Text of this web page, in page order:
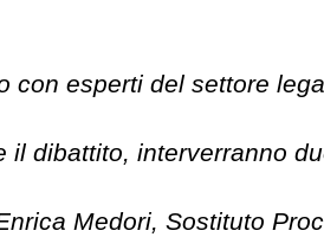
esperti del settore
dibattito, interverranno
Medori, Sostituto